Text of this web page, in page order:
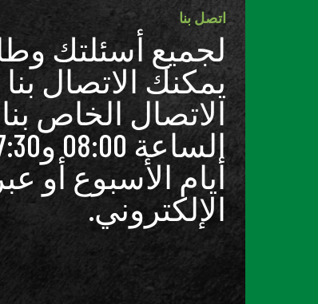
اتصل بنا
لجميع أسئلتك
يمكنك الاتصال
الاتصال الخاص
أيام الأسبوع أو
الإلكتروني.